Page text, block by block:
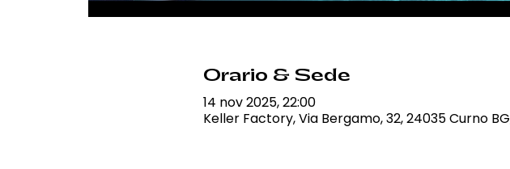
Orario & Sede
14 nov 2025, 22:00
Keller Factory, Via Bergamo, 32, 24035 Curno